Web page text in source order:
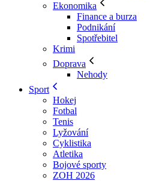
Ekonomika
Finance a burza
Podnikání
Spotřebitel
Krimi
Doprava
Nehody
Sport
Hokej
Fotbal
Tenis
Lyžování
Cyklistika
Atletika
Bojové sporty
ZOH 2026